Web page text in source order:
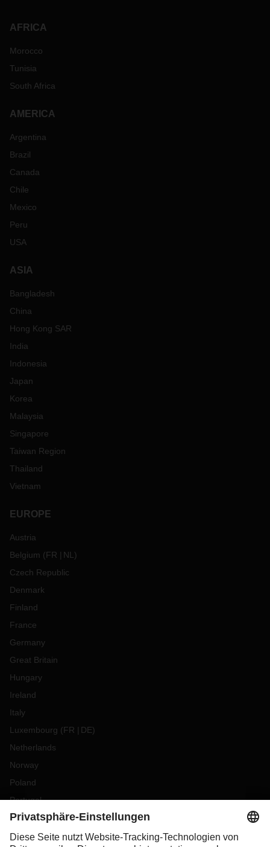
AFRICA
Morocco
Tunisia
South Africa
AMERICA
Argentina
Brazil
Canada
Chile
Mexico
Peru
USA
ASIA
Bangladesh
China
Hong Kong SAR
India
Indonesia
Japan
Korea
Malaysia
Singapore
Taiwan Region
Thailand
Vietnam
EUROPE
Austria
Belgium (FR NL )
Czech Republic
Denmark
Finland
France
Germany
Great Britain
Hungary
Ireland
Italy
Luxembourg (FR DE)
Netherlands
Norway
Poland
Portugal
Romania
Slovakia